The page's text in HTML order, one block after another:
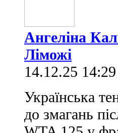
Ангеліна
Ліможі
14.12.25 14:29
Українська
до змагань